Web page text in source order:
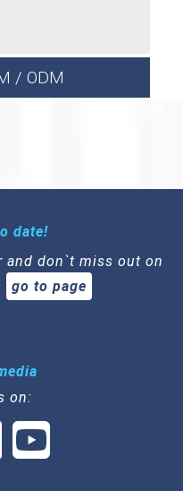
/ ODM
date!
and don`t miss out on
go to page
on: